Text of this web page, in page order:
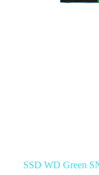
SSD WD Green